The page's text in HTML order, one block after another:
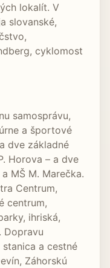
lokalít. V
slovanské,
cyklomost
samosprávu,
a športové
dve základné
Horova – a dve
MŠ M. Marečka.
Centrum,
centrum,
ihriská,
Dopravu
a cestné
Záhorskú